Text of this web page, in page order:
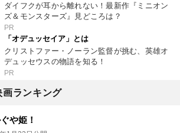
ダイフクが耳から離れない！最新作『ミニオン
ズ＆モンスターズ』見どころは？
PR
「オデュッセイア」とは
クリストファー・ノーラン監督が挑む、英雄オ
デュッセウスの物語を知る！
PR
画ランキング
や姫！